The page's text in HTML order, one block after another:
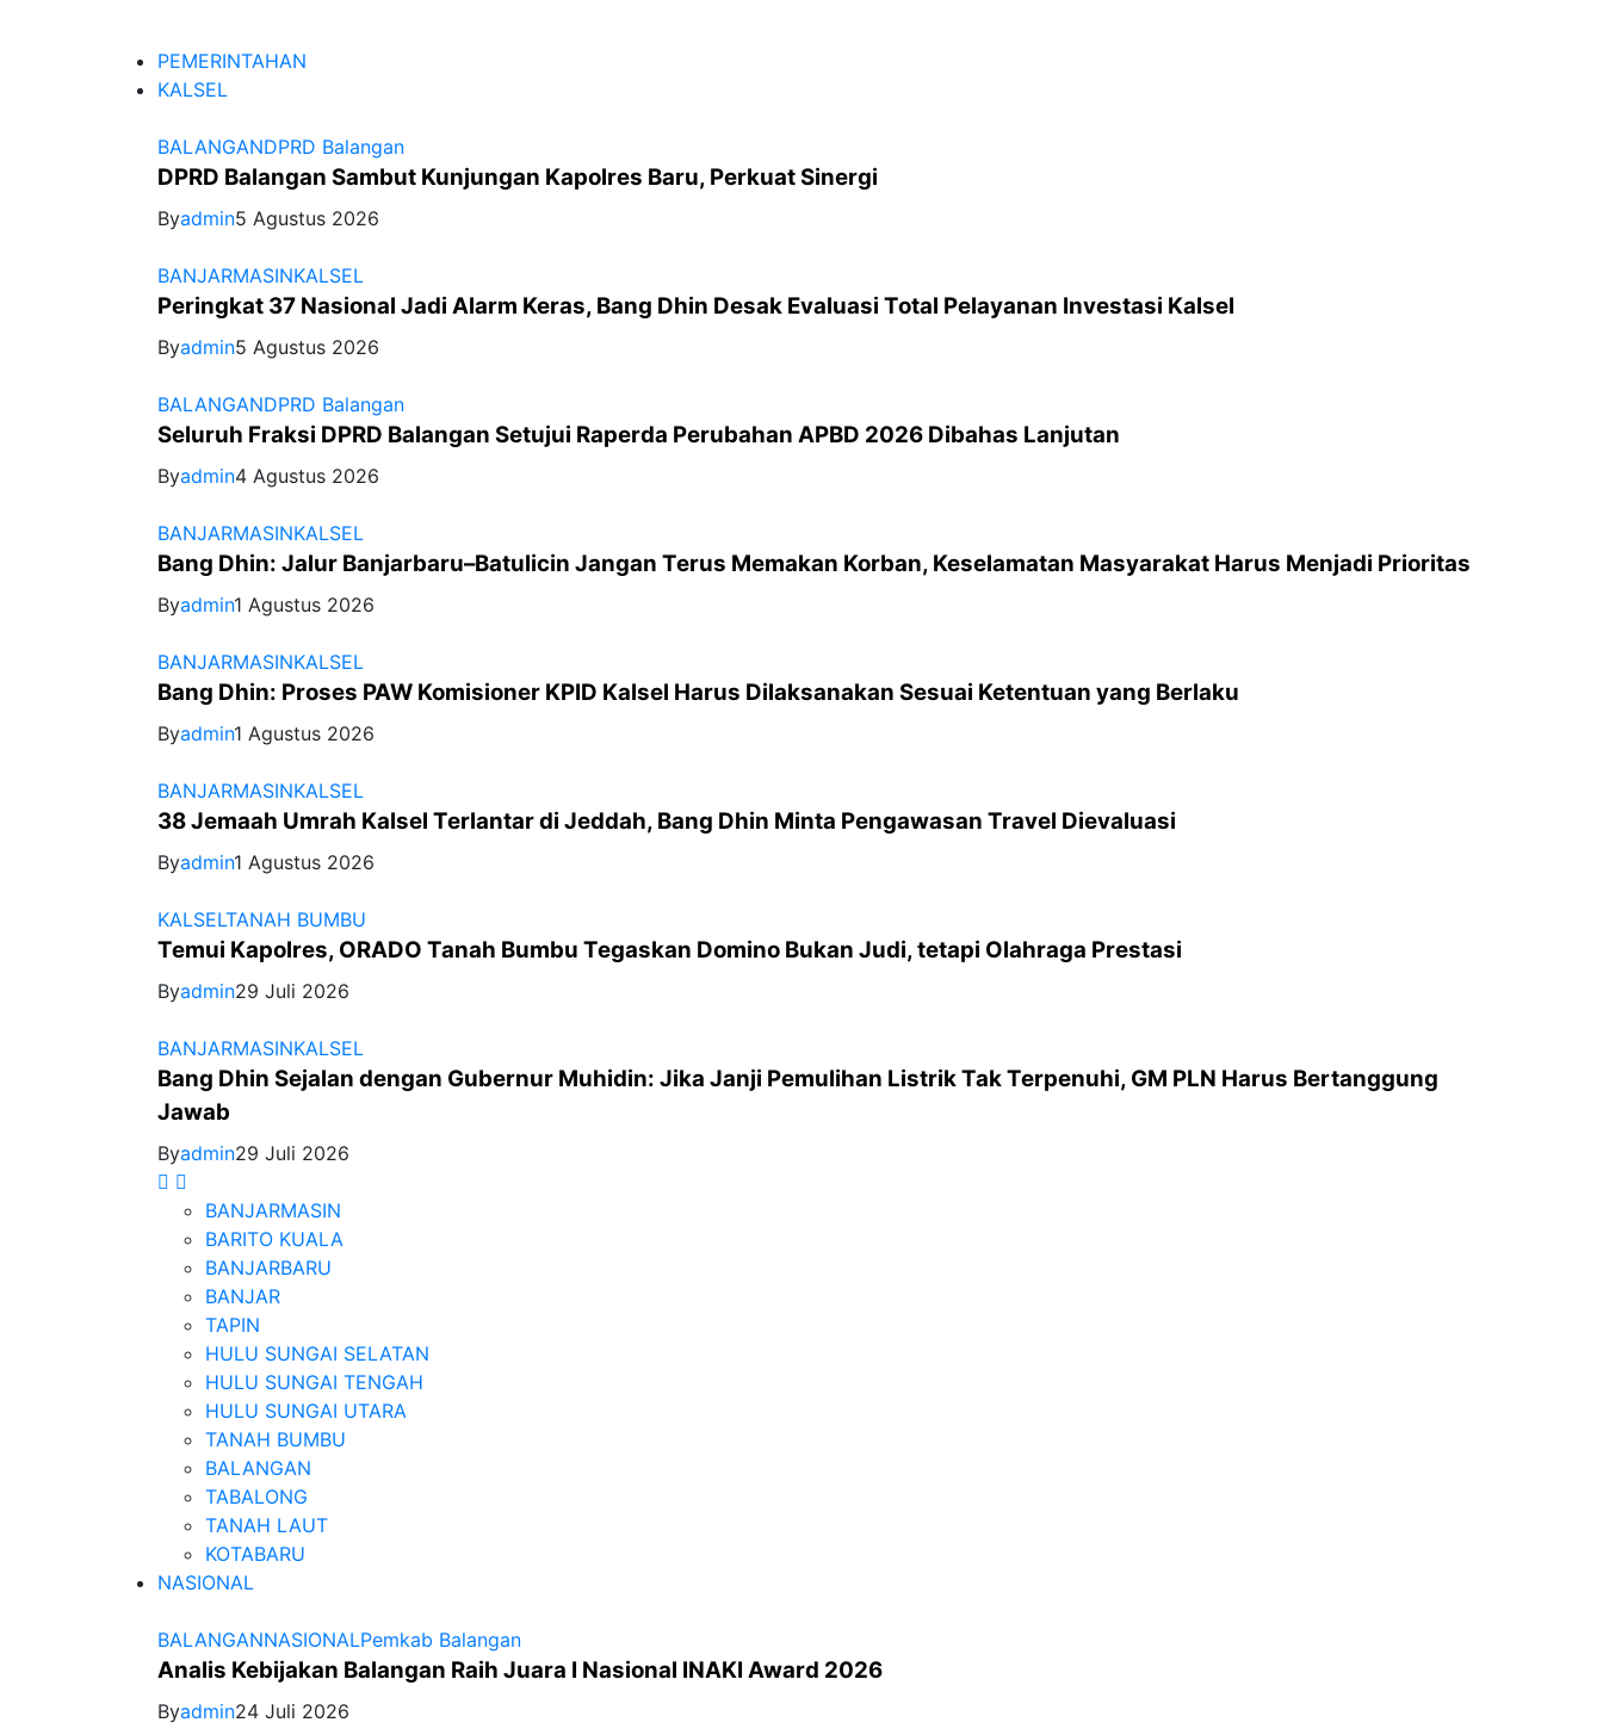
PEMERINTAHAN
KALSEL
BALANGANDPRD Balangan
DPRD Balangan Sambut Kunjungan Kapolres Baru, Perkuat Sinergi
Byadmin5 Agustus 2026
BANJARMASINKALSEL
Peringkat 37 Nasional Jadi Alarm Keras, Bang Dhin Desak Evaluasi Total Pelayanan Investasi Kalsel
Byadmin5 Agustus 2026
BALANGANDPRD Balangan
Seluruh Fraksi DPRD Balangan Setujui Raperda Perubahan APBD 2026 Dibahas Lanjutan
Byadmin4 Agustus 2026
BANJARMASINKALSEL
Bang Dhin: Jalur Banjarbaru–Batulicin Jangan Terus Memakan Korban, Keselamatan Masyarakat Harus Menjadi Prioritas
Byadmin1 Agustus 2026
BANJARMASINKALSEL
Bang Dhin: Proses PAW Komisioner KPID Kalsel Harus Dilaksanakan Sesuai Ketentuan yang Berlaku
Byadmin1 Agustus 2026
BANJARMASINKALSEL
38 Jemaah Umrah Kalsel Terlantar di Jeddah, Bang Dhin Minta Pengawasan Travel Dievaluasi
Byadmin1 Agustus 2026
KALSELTANAH BUMBU
Temui Kapolres, ORADO Tanah Bumbu Tegaskan Domino Bukan Judi, tetapi Olahraga Prestasi
Byadmin29 Juli 2026
BANJARMASINKALSEL
Bang Dhin Sejalan dengan Gubernur Muhidin: Jika Janji Pemulihan Listrik Tak Terpenuhi, GM PLN Harus Bertanggung
Jawab
Byadmin29 Juli 2026
BANJARMASIN
BARITO KUALA
BANJARBARU
BANJAR
TAPIN
HULU SUNGAI SELATAN
HULU SUNGAI TENGAH
HULU SUNGAI UTARA
TANAH BUMBU
BALANGAN
TABALONG
TANAH LAUT
KOTABARU
NASIONAL
BALANGANNASIONALPemkab Balangan
Analis Kebijakan Balangan Raih Juara I Nasional INAKI Award 2026
Byadmin24 Juli 2026